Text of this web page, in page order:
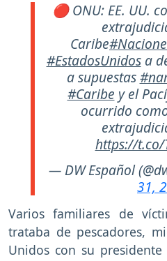
🔴 ONU: EE. UU.
Caribe
#EstadosUnidosa
a supuestas
#Caribe y el
ocurrido
https://t.co/
— DW Español
31,
Varios familiares de
trataba de pescadores,
Unidos con su